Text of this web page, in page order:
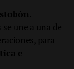
une a una de
para
e